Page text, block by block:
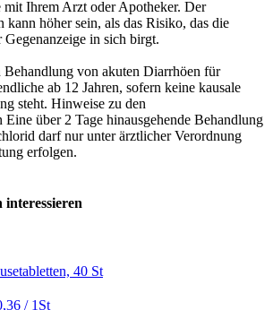
mit Ihrem Arzt oder Apotheker. Der
kann höher sein, als das Risiko, das die
in sich birgt.
Behandlung von akuten Diarrhöen für
ab 12 Jahren, sofern keine kausale
steht. Hinweise zu den
über 2 Tage hinausgehende Behandlung
darf nur unter ärztlicher Verordnung
erfolgen.
interessieren
40 St
/ 1St